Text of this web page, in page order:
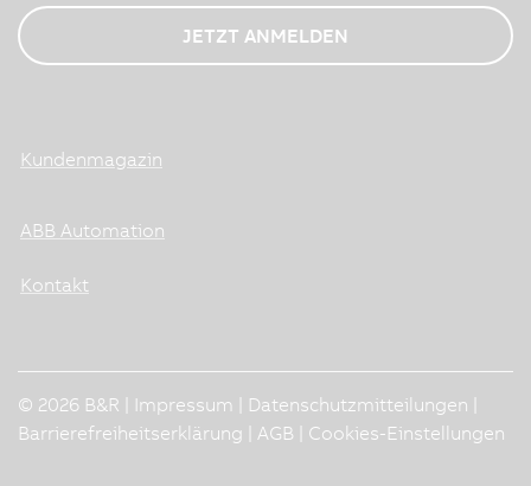
JETZT ANMELDEN
Kundenmagazin
ABB Automation
Kontakt
© 2026 B&R | Impressum Datenschutzmitteilungen
Barrierefreiheitserklärung
AGB Cookies-Einstellungen